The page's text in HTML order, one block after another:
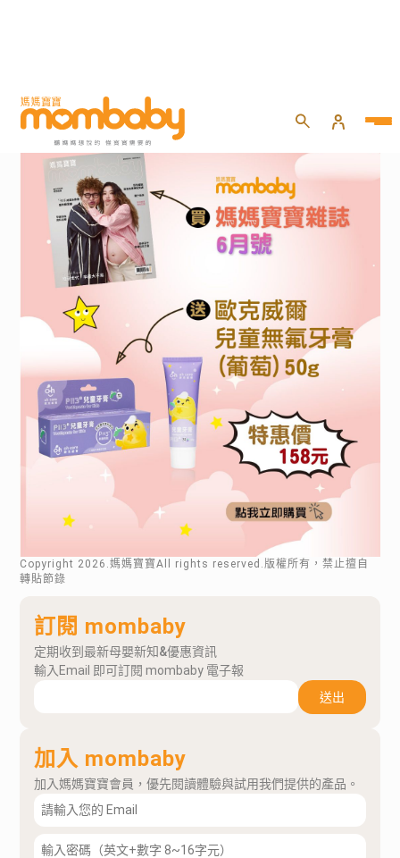
Copyright 2026 .媽媽寶寶All rights reserved.版權所有，禁止擅自
轉貼節錄
訂閱 mombaby
定期收到最新母嬰新知&優惠資訊
輸入Email 即可訂閱 mombaby 電子報
送出
加入 mombaby
加入媽媽寶寶會員，優先閱讀體驗與試用我們提供的產品。